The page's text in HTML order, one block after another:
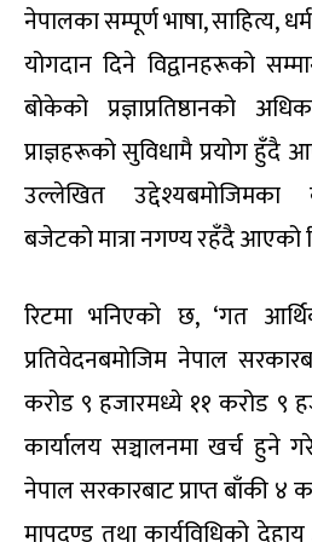
नेपालका सम्पूर्ण भाषा, साहित्य,
योगदान दिने विद्वानहरूको
बोकेको प्रज्ञाप्रतिष्ठानको
प्राज्ञहरूको सुविधामै प्रयोग हुँदै
उल्लेखित उद्देश्यबमोजिमका
बजेटको मात्रा नगण्य रहँदै आएको
रिटमा भनिएको छ, ‘गत
प्रतिवेदनबमोजिम नेपाल
करोड ९ हजारमध्ये ११ करोड ९
कार्यालय सञ्चालनमा खर्च हुने
नेपाल सरकारबाट प्राप्त बाँकी